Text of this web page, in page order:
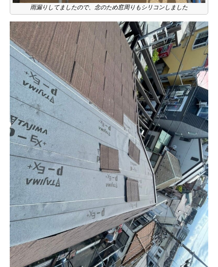
雨漏りしてましたので、念のため窓周りもシリコンしました